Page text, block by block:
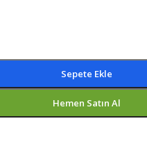
Sepete Ekle
Hemen Satın Al